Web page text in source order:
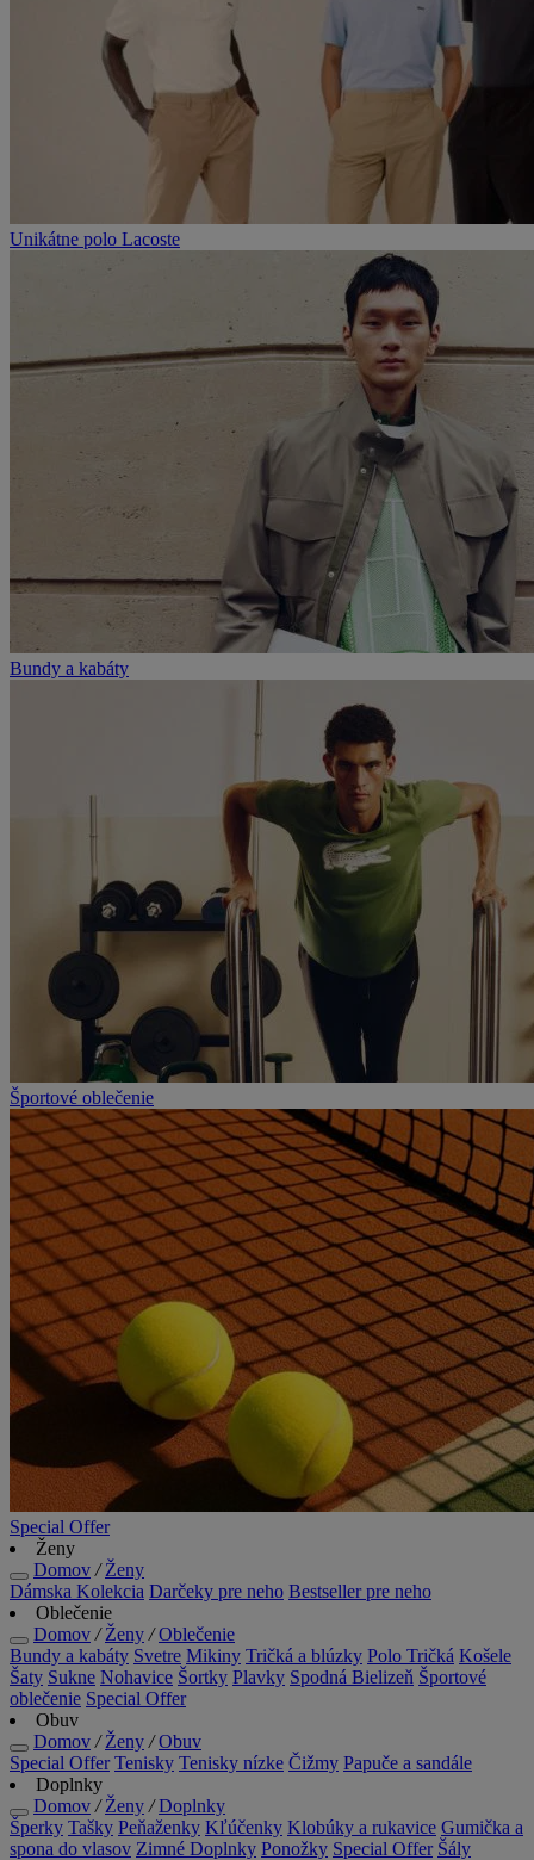
Unikátne polo Lacoste
Bundy a kabáty
Športové oblečenie
Special Offer
Ženy
Domov / Ženy
Dámska Kolekcia Darčeky pre neho Bestseller pre neho
Oblečenie
Domov / Ženy / Oblečenie
Bundy a kabáty Svetre Mikiny Tričká a blúzky Polo Tričká Košele
Šaty Sukne Nohavice Šortky Plavky Spodná Bielizeň Športové
oblečenie Special Offer
Obuv
Domov / Ženy / Obuv
Special Offer Tenisky Tenisky nízke Čižmy Papuče a sandále
Doplnky
Domov / Ženy / Doplnky
Šperky Tašky Peňaženky Kľúčenky Klobúky a rukavice Gumička a
spona do vlasov Zimné Doplnky Ponožky Special Offer Šály